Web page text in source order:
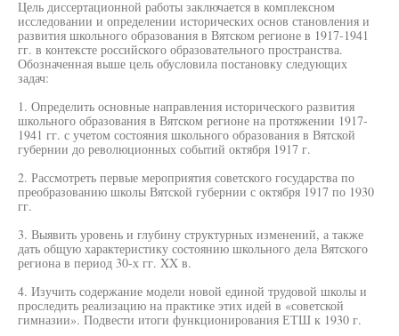
Цель диссертационной работы заключается в комплексном
исследовании и определении исторических основ становления и
развития школьного образования в Вятском регионе в 1917-1941
гг. в контексте российского образовательного пространства.
Обозначенная выше цель обусловила постановку следующих
задач:
1. Определить основные направления исторического развития
школьного образования в Вятском регионе на протяжении 1917-
1941 гг. с учетом состояния школьного образования в Вятской
губернии до революционных событий октября 1917 г.
2. Рассмотреть первые мероприятия советского государства по
преобразованию школы Вятской губернии с октября 1917 по 1930
гг.
3. Выявить уровень и глубину структурных изменений, а также
дать общую характеристику состоянию школьного дела Вятского
региона в период 30-х гг. XX в.
4. Изучить содержание модели новой единой трудовой школы и
проследить реализацию на практике этих идей в «советской
гимназии». Подвести итоги функционирования ЕТШ к 1930 г.